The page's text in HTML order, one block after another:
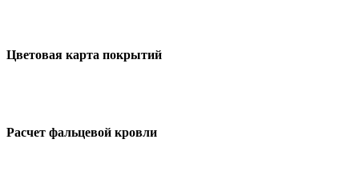
Цветовая карта покрытий
Расчет фальцевой кровли